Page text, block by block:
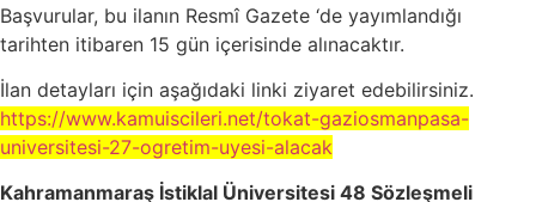
Başvurular, bu ilanın Resmî Gazete ‘de yayımlandığı
tarihten itibaren 15 gün içerisinde alınacaktır.
İlan detayları için aşağıdaki linki ziyaret edebilirsiniz.
https://www.kamuiscileri.net/tokat-gaziosmanpasa-
universitesi-27-ogretim-uyesi-alacak
Kahramanmaraş İstiklal Üniversitesi 48 Sözleşmeli